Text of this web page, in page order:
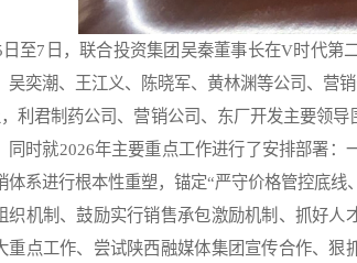
至7日，联合投资集团吴秦董事长在V时代第
吴奕潮、王江义、陈晓军、黄林渊等公司、营
利君制药公司、营销公司、东厂开发主要领
同时就2026年主要重点工作进行了安排部署：
体系进行根本性重塑，锚定“严守价格管控底线
织机制、鼓励实行销售承包激励机制、抓好人
重点工作、尝试陕西融媒体集团宣传合作、